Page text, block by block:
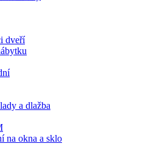
dveří
a dlažba
na okna a sklo